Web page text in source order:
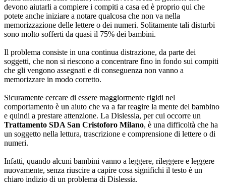
devono aiutarli a compiere i compiti a casa ed è proprio qui che
potete anche iniziare a notare qualcosa che non va nella
memorizzazione delle lettere o dei numeri. Solitamente tali disturbi
sono molto sofferti da quasi il 75% dei bambini.
Il problema consiste in una continua distrazione, da parte dei
soggetti, che non si riescono a concentrare fino in fondo sui compiti
che gli vengono assegnati e di conseguenza non vanno a
memorizzare in modo corretto.
Sicuramente cercare di essere maggiormente rigidi nel
comportamento è un aiuto che va a far reagire la mente del bambino
e quindi a prestare attenzione. La Dislessia, per cui occorre un
Trattamento SDA San Cristoforo Milano, è una difficoltà che ha
un soggetto nella lettura, trascrizione e comprensione di lettere o di
numeri.
Infatti, quando alcuni bambini vanno a leggere, rileggere e leggere
nuovamente, senza riuscire a capire cosa significhi il testo è un
chiaro indizio di un problema di Dislessia.